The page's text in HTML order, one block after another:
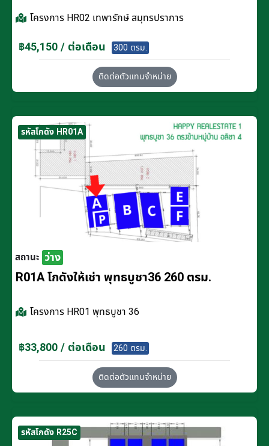
โครงการ HR02 เทพารักษ์ สมุทรปราการ
฿45,150 / ต่อเดือน 300 ตรม.
ติดต่อตัวแทนจำหน่าย
รหัสโกดัง HR01A
สถานะ ว่าง
R01A โกดังให้เช่า พุทธบูชา36 260 ตรม.
โครงการ HR01 พุทธบูชา 36
฿33,800 / ต่อเดือน 260 ตรม.
ติดต่อตัวแทนจำหน่าย
รหัสโกดัง R25C